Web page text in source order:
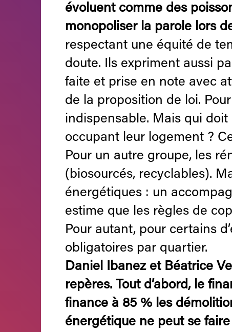
évoluent comme des
monopoliser la parole lors
respectant une équité de
doute. Ils expriment aussi
faite et prise en note avec
de la proposition de loi.
indispensable. Mais qui
occupant leur logement ?
Pour un autre groupe, les
(biosourcés, recyclables).
énergétiques : un
estime que les règles de
Pour autant, pour certains
obligatoires par quartier.
Daniel Ibanez et Béatrice
repères. Tout d’abord, le
finance à 85 % les
énergétique ne peut se